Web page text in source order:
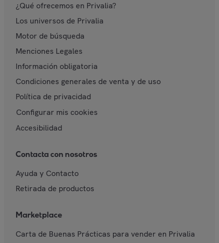
¿Qué ofrecemos en Privalia?
Los universos de Privalia
Motor de búsqueda
Menciones Legales
Información obligatoria
Condiciones generales de venta y de uso
Política de privacidad
Configurar mis cookies
Accesibilidad
Contacta con nosotros
Ayuda y Contacto
Retirada de productos
Marketplace
Carta de Buenas Prácticas para vender en Privalia